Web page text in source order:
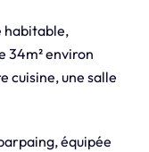
habitable,
34m² environ
cuisine, une salle
équipée